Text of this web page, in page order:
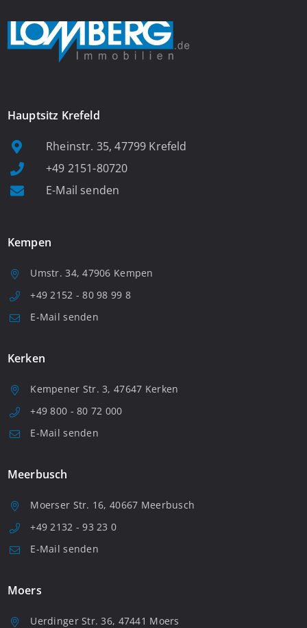
Hauptsitz Krefeld
Rheinstr. 35, 47799 Krefeld
+49 2151-80720
E-Mail senden
Kempen
Umstr. 34, 47906 Kempen
+49 2152 - 80 98 99 8
E-Mail senden
Kerken
Kempener Str. 3, 47647 Kerken
+49 800 - 80 72 000
E-Mail senden
Meerbusch
Moerser Str. 16, 40667 Meerbusch
+49 2132 - 93 23 0
E-Mail senden
Moers
Uerdinger Str. 36, 47441 Moers